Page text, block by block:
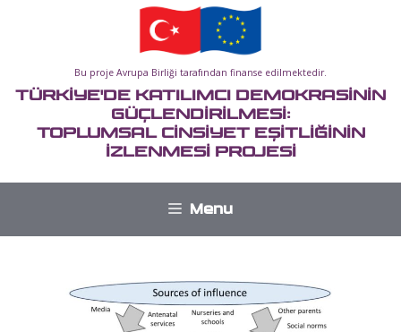
Bu proje Avrupa Birliği tarafından finanse edilmektedir.
TÜRKİYE'DE KATILIMCI DEMOKRASİNİN
GÜÇLENDİRİLMESİ:
TOPLUMSAL CİNSİYET EŞİTLİĞİNİN
İZLENMESİ PROJESİ
Menu